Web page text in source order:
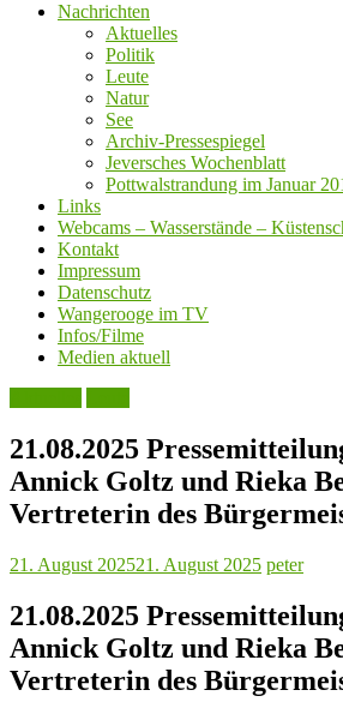
Nachrichten
Aktuelles
Politik
Leute
Natur
See
Archiv-Pressespiegel
Jeversches Wochenblatt
Pottwalstrandung im Januar
Links
Webcams – Wasserstände –
Kontakt
Impressum
Datenschutz
Wangerooge im TV
Infos/Filme
Medien aktuell
21.08.2025
Annick Goltz und Rieka
Vertreterin des
21. August 202521. August 2025 peter
21.08.2025
Annick Goltz und Rieka
Vertreterin des